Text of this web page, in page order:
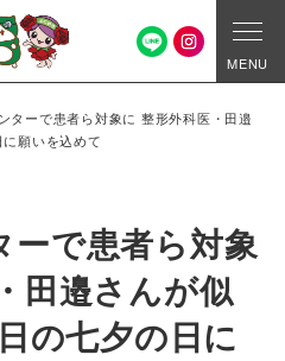
MENU
ターで患者ら対象に 整形外科医・田邉
願いを込めて
ーで患者ら対象
田邉さんが似
の七夕の日に